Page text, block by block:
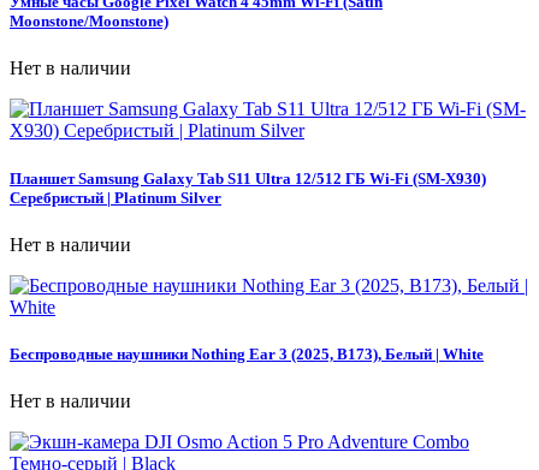
Moonstone/Moonstone)
Нет в наличии
Планшет Samsung Galaxy Tab S11 Ultra 12/512 ГБ Wi-Fi (SM-X930)
Серебристый | Platinum Silver
Нет в наличии
Беспроводные наушники Nothing Ear 3 (2025, B173), Белый | White
Нет в наличии